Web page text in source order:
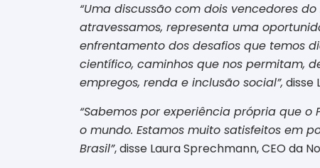
“Uma discussão com dois vencedores
atravessamos, representa uma
enfrentamento dos desafios que temos
científico, caminhos que nos permitam,
empregos, renda e inclusão social”, disse
“Sabemos por experiência própria que
o mundo. Estamos muito satisfeitos em
Brasil”, disse Laura Sprechmann, CEO da